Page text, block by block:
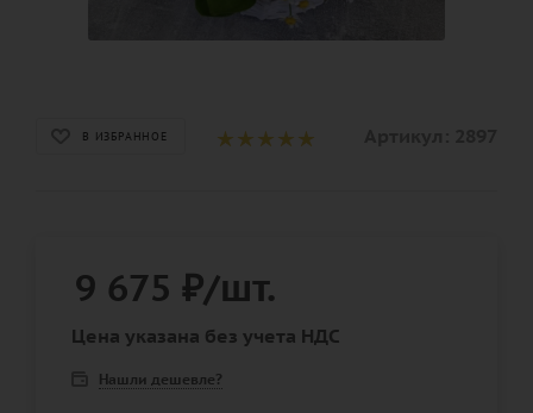
В ИЗБРАННОЕ
9 675 ₽/шт.
Цена указана без учета НДС
Нашли дешевле?